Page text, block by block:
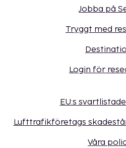
Jobba på
Tryggt med
Login för
EU:s
Lufttrafikföretags
Våra